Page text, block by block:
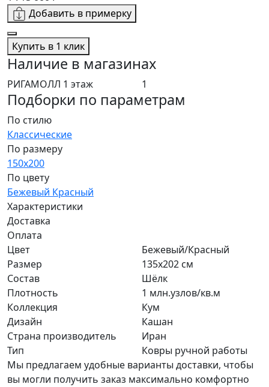
Добавить в примерку
Купить в 1 клик
Наличие в магазинах
РИГАМОЛЛ 1 этаж 1
Подборки по параметрам
По стилю
Классические
По размеру
150x200
По цвету
Бежевый Красный
Характеристики
Доставка
Оплата
Цвет
Бежевый/Красный
Размер
135x202 см
Состав
Шёлк
Плотность
1 млн.узлов/кв.м
Коллекция
Кум
Дизайн
Кашан
Страна производитель
Иран
Тип
Ковры ручной работы
Мы предлагаем удобные варианты доставки, чтобы
вы могли получить заказ максимально комфортно